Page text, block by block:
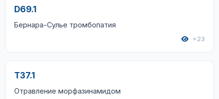
D69.1
Бернара-Сулье тромбопатия
+23
T37.1
Отравление морфазинамидом